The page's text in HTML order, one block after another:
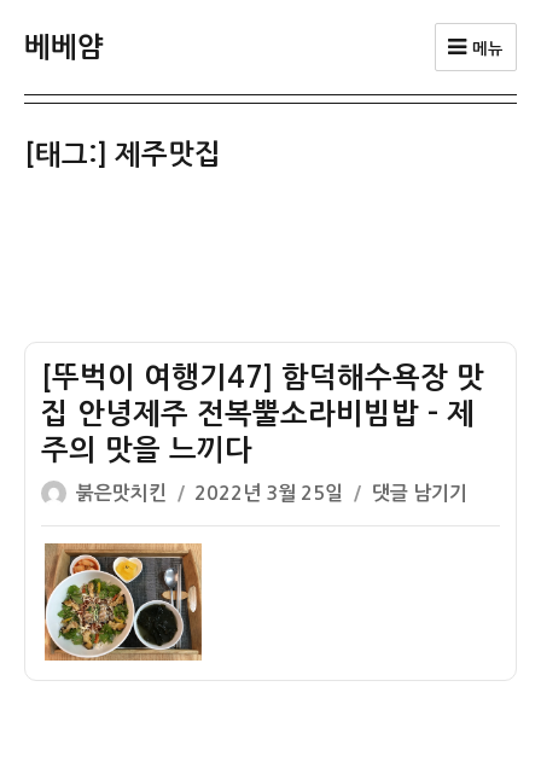
베베얌 메뉴
[태그:]제주맛집
[뚜벅이 여행기47] 함덕해수욕장 맛
집 안녕제주 전복뿔소라비빔밥 – 제
주의 맛을 느끼다
글
쓴
이
붉은맛치킨
작
성
일
자
2022년 3월 25일
[뚜
벅
댓글 남기기